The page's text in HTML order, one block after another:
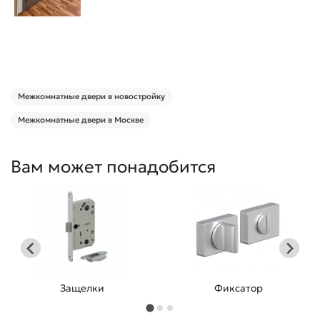
Межкомнатные двери в новостройку
Межкомнатные двери в Москве
Вам может понадобится
Защелки Фиксатор